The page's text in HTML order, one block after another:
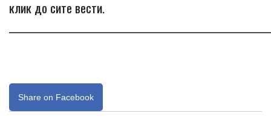
клик до сите вести.
Share on Facebook